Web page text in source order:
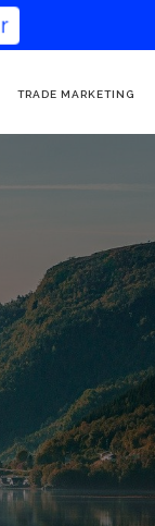
TRADE MARKETING